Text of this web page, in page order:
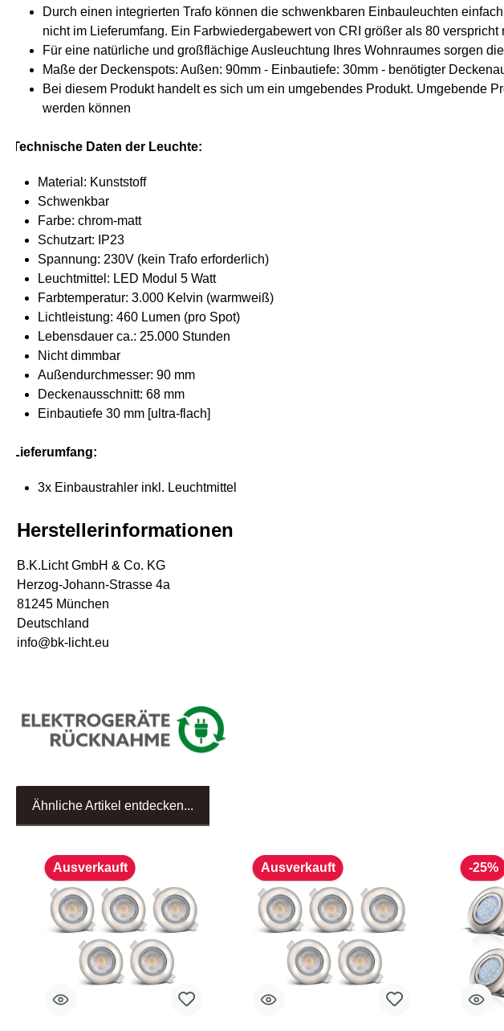
Durch einen integrierten Trafo können die schwenkbaren Einbauleuchten
nicht im Lieferumfang. Ein Farbwiedergabewert von CRI größer als 80
Für eine natürliche und großflächige Ausleuchtung Ihres Wohnraumes sorgen
Maße der Deckenspots: Außen: 90mm - Einbautiefe: 30mm - benötigter
Bei diesem Produkt handelt es sich um ein umgebendes Produkt. Umgebende
werden können
Technische Daten der Leuchte:
Material: Kunststoff
Schwenkbar
Farbe: chrom-matt
Schutzart: IP23
Spannung: 230V (kein Trafo erforderlich)
Leuchtmittel: LED Modul 5 Watt
Farbtemperatur: 3.000 Kelvin (warmweiß)
Lichtleistung: 460 Lumen (pro Spot)
Lebensdauer ca.: 25.000 Stunden
Nicht dimmbar
Außendurchmesser: 90 mm
Deckenausschnitt: 68 mm
Einbautiefe 30 mm [ultra-flach]
Lieferumfang:
3x Einbaustrahler inkl. Leuchtmittel
Herstellerinformationen
B.K.Licht GmbH & Co. KG
Herzog-Johann-Strasse 4a
81245 München
Deutschland
info@bk-licht.eu
Ähnliche Artikel entdecken...
Ausverkauft
Ausverkauft -25%